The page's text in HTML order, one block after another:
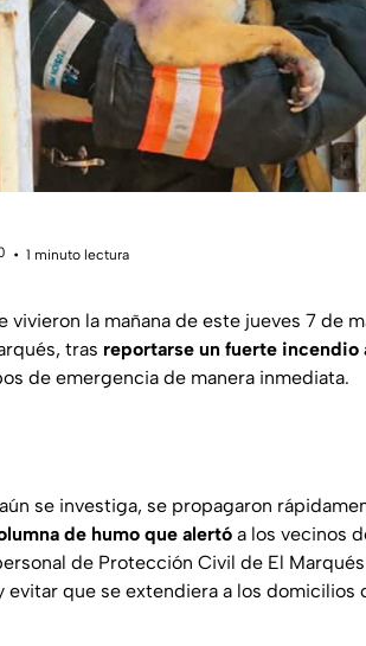
1 minuto lectura
la mañana de este jueves 7 de
tras reportarse un fuerte incendio
de emergencia de manera inmediata.
se investiga, se propagaron
de humo que alertó a los vecinos
de Protección Civil de El
evitar que se extendiera a los domicilios